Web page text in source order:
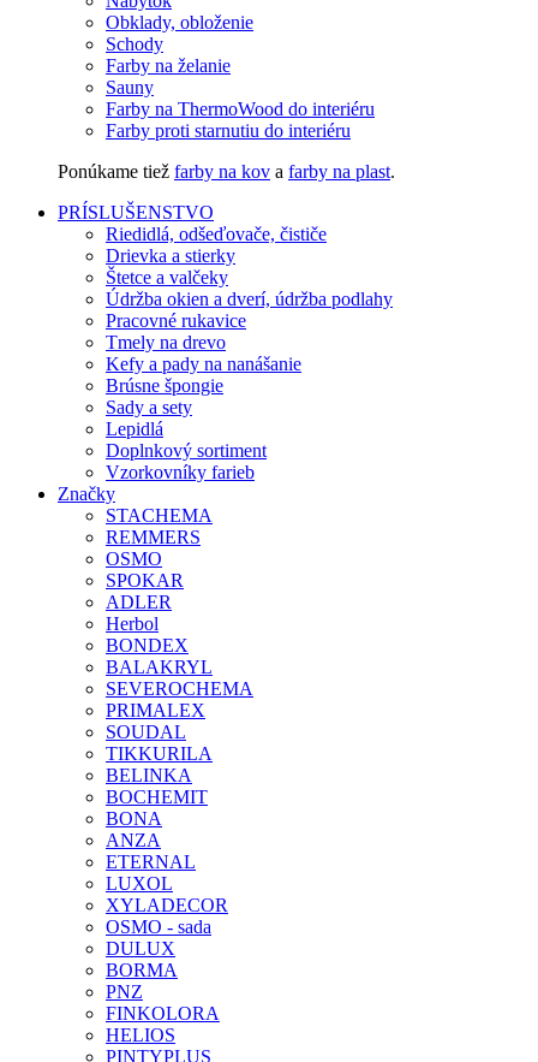
Obklady, obloženie
Schody
Farby na želanie
Sauny
Farby na ThermoWood do interiéru
Farby proti starnutiu do interiéru
Ponúkame tiež farby na kov a farby na plast.
PRÍSLUŠENSTVO
Riedidlá, odšeďovače, čističe
Drievka a stierky
Štetce a valčeky
Údržba okien a dverí, údržba podlahy
Pracovné rukavice
Tmely na drevo
Kefy a pady na nanášanie
Brúsne špongie
Sady a sety
Lepidlá
Doplnkový sortiment
Vzorkovníky farieb
Značky
STACHEMA
REMMERS
OSMO
SPOKAR
ADLER
Herbol
BONDEX
BALAKRYL
SEVEROCHEMA
PRIMALEX
SOUDAL
TIKKURILA
BELINKA
BOCHEMIT
BONA
ANZA
ETERNAL
LUXOL
XYLADECOR
OSMO - sada
DULUX
BORMA
PNZ
FINKOLORA
HELIOS
PINTYPLUS